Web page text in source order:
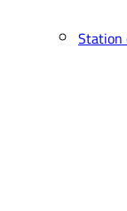
Station